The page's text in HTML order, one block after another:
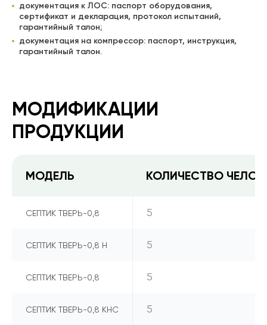
документация к ЛОС: паспорт оборудования,
сертификат и декларация, протокол испытаний,
гарантийный талон;
документация на компрессор: паспорт, инструкция,
гарантийный талон.
МОДИФИКАЦИИ
ПРОДУКЦИИ
МОДЕЛЬ КОЛИЧЕСТВО
СЕПТИК ТВЕРЬ-0,8 5
СЕПТИК ТВЕРЬ-0,8 Н 5
СЕПТИК ТВЕРЬ-0,8 5
СЕПТИК ТВЕРЬ-0,8 КНС 5